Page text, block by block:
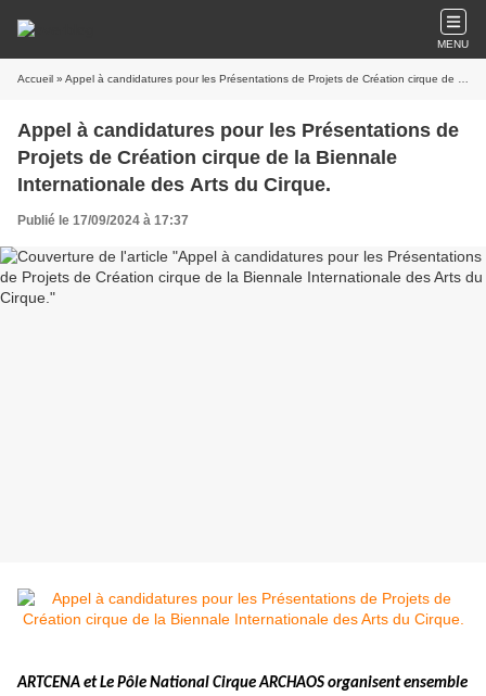
MENU
Accueil » Appel à candidatures pour les Présentations de Projets de Création cirque de la Biennale Internationale des Arts du Cirque.
Appel à candidatures pour les Présentations de
Projets de Création cirque de la Biennale
Internationale des Arts du Cirque.
Publié le 17/09/2024 à 17:37
ARTCENA et Le Pôle National Cirque ARCHAOS organisent ensemble